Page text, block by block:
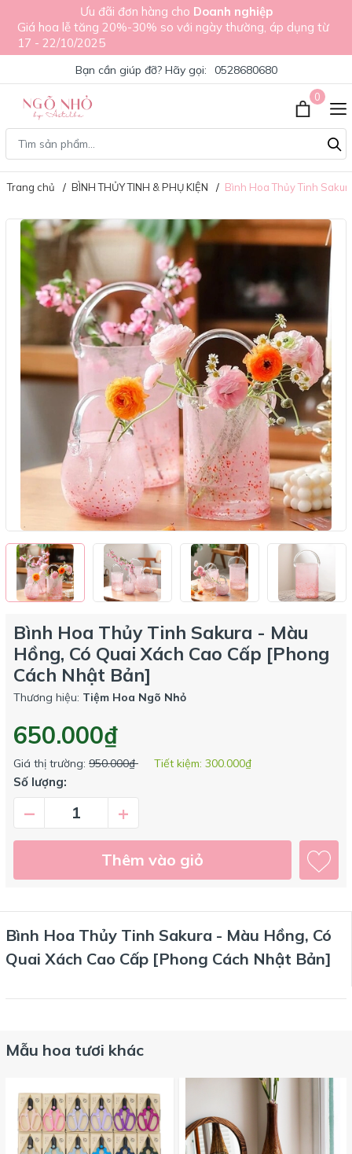
Ưu đãi đơn hàng cho Doanh nghiệp
Giá hoa lễ tăng 20%-30% so với ngày thường, áp dụng từ
17 - 22/10/2025
Bạn cần giúp đỡ? Hãy gọi: 0528680680
0
Trang chủ BÌNH THỦY TINH & PHỤ KIỆN Bình Hoa Thủy Tinh
Bình Hoa Thủy Tinh Sakura - Màu
Hồng, Có Quai Xách Cao Cấp [Phong
Cách Nhật Bản]
Thương hiệu: Tiệm Hoa Ngõ Nhỏ
650.000₫
Giá thị trường: 950.000₫ Tiết kiệm: 300.000₫
Số lượng:
– +
Thêm vào giỏ
Bình Hoa Thủy Tinh Sakura - Màu Hồng, Có
Quai Xách Cao Cấp [Phong Cách Nhật Bản]
Mẫu hoa tươi khác